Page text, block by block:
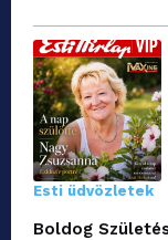
Esti üdvözletek
Boldog